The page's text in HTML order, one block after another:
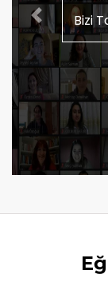
Bizi
Previous